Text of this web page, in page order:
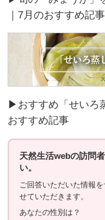
｜7月のおすすめ記事
▶おすすめ「せいろ
おすすめ記事